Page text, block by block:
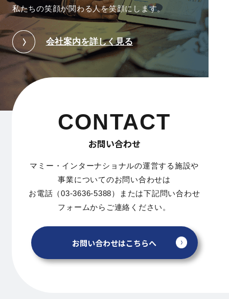
私たちの笑顔が関わる人を笑顔にします。
会社案内を詳しく見る
CONTACT
お問い合わせ
マミー・インターナショナルの運営する施設や
事業についてのお問い合わせは
お電話（03-3636-5388）または下記問い合わせ
フォームからご連絡ください。
お問い合わせはこちらへ